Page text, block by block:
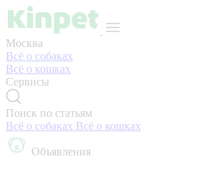
Москва
Всё о собаках
Всё о кошках
Сервисы
Поиск по статьям
Всё о собаках Всё о кошках
Объявления